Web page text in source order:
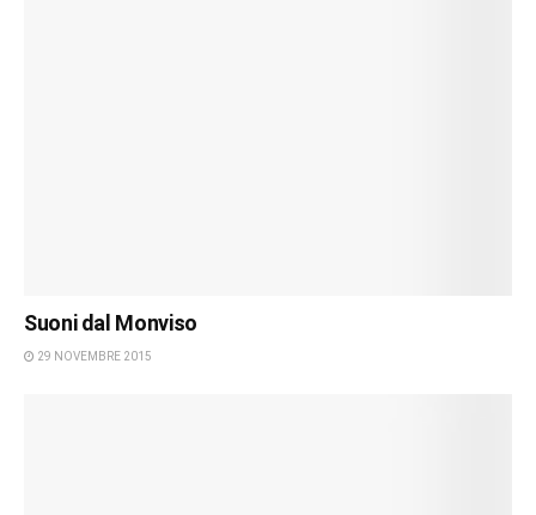
Suoni dal Monviso
29 NOVEMBRE 2015